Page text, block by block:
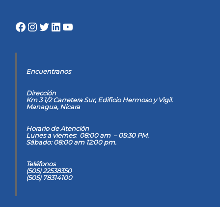
Facebook
Instagram
Twitter
LinkedIn
YouTube
Encuentranos
Dirección
Km 3 1/2 Carretera Sur, Edificio Hermoso y Vigil.
Managua, Nicara
Horario de Atención
Lunes a viernes: 08:00 am – 05:30 PM.
Sábado: 08:00 am 12:00 pm.
Teléfonos
(505) 22538350
(505) 78314100